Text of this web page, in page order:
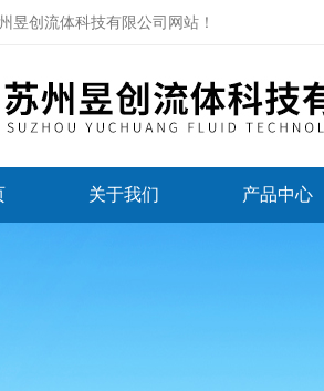
昱创流体科技有限公司网站 ！
关于我们 产品中心